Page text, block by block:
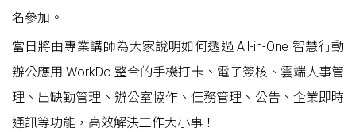
名參加。
當日將由專業講師為大家說明如何透過 All-in-One 智慧行動
辦公應用 WorkDo 整合的手機打卡、電子簽核、雲端人事管
理、出缺勤管理、辦公室協作、任務管理、公告、企業即時
通訊等功能，高效解決工作大小事！